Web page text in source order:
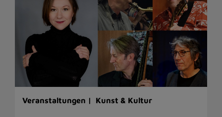
Veranstaltungen | Kunst & Kultur